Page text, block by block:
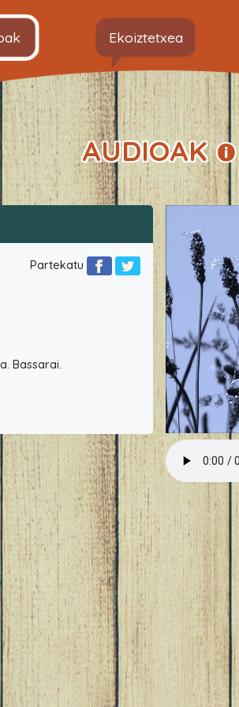
Ekoiztetxea
AUDIOAK
Partekatu
Bassarai.